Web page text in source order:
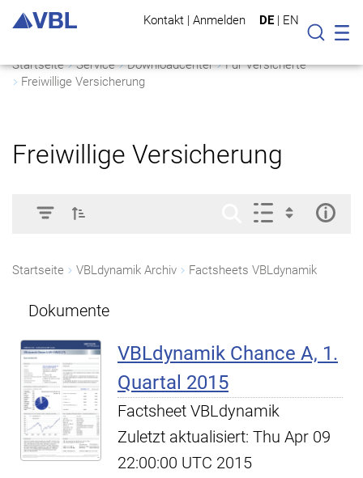
Kontakt | Anmelden DE | EN
Suche
Startseite Service Downloadcenter
Für Versicherte
Freiwillige Versicherung
Freiwillige Versicherung
Startseite VBLdynamik Archiv Factsheets VBLdynamik
Dokumente
VBLdynamik Chance A, 1.
Quartal 2015
Factsheet VBLdynamik
Zuletzt aktualisiert: Thu Apr 09
22:00:00 UTC 2015